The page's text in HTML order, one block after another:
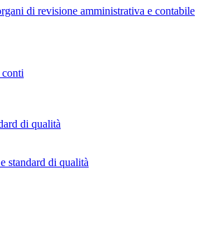
di revisione amministrativa e contabile
di qualità
standard di qualità